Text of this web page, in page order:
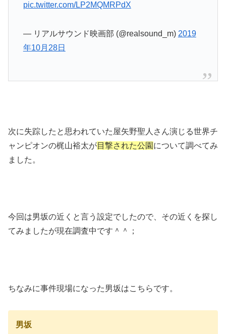
pic.twitter.com/LP2MQMRPdX
— リアルサウンド映画部 (@realsound_m) 2019
年10月28日
次に失踪したと思われていた屋矢野聖人さん演じる世界チ
ャンピオンの梶山裕太が目撃された公園 について調べてみ
ました。
今回は男坂の近くと言う設定でしたので、その近くを探し
てみましたが現在調査中です＾＾；
ちなみに事件現場になった男坂はこちらです。
男坂